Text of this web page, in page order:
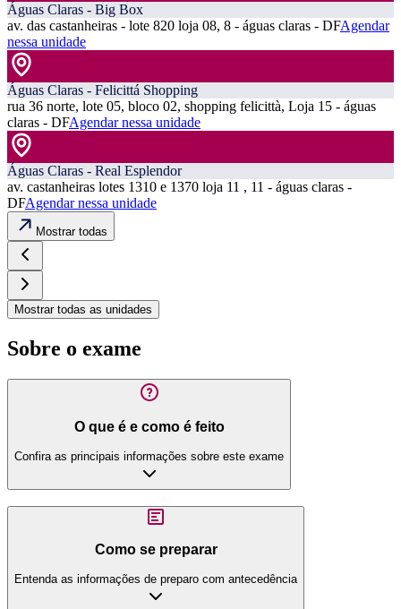
Águas Claras - Big Box
av. das castanheiras - lote 820 loja 08, 8 - águas claras - DFAgendar
nessa unidade
Águas Claras - Felicittá Shopping
rua 36 norte, lote 05, bloco 02, shopping felicittà, Loja 15 - águas
claras - DFAgendar nessa unidade
Águas Claras - Real Esplendor
av. castanheiras lotes 1310 e 1370 loja 11 , 11 - águas claras -
DFAgendar nessa unidade
Mostrar todas
Mostrar todas as unidades
Sobre o exame
O que é e como é feito
Confira as principais informações sobre este exame
Como se preparar
Entenda as informações de preparo com antecedência